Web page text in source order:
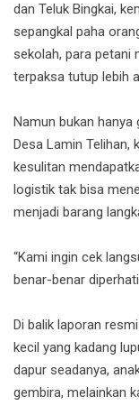
dan Teluk Bingkai,
sepangkal paha
sekolah, para petani
terpaksa tutup lebih
Namun bukan hanya
Desa Lamin Telihan,
kesulitan
logistik tak bisa
menjadi barang
“Kami ingin cek
benar-benar
Di balik laporan
kecil yang kadang
dapur seadanya,
gembira, melainkan